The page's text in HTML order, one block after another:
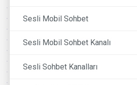
Sesli Mobil Sohbet
Sesli Mobil Sohbet Kanalı
Sesli Sohbet Kanalları